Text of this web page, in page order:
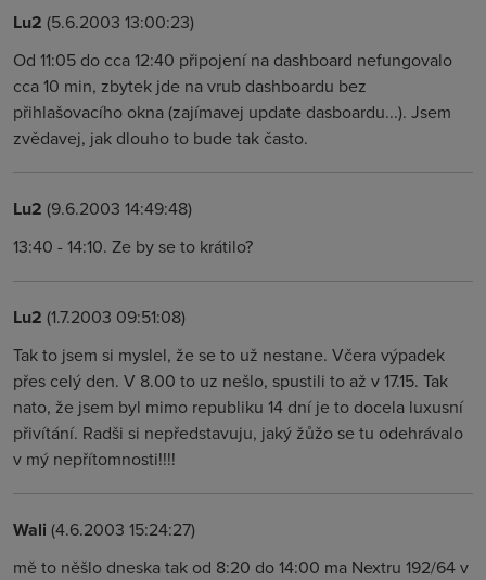
Lu2 (5.6.2003 13:00:23)
Od 11:05 do cca 12:40 připojení na dashboard nefungovalo
cca 10 min, zbytek jde na vrub dashboardu bez
přihlašovacího okna (zajímavej update dasboardu...). Jsem
zvědavej, jak dlouho to bude tak často.
Lu2 (9.6.2003 14:49:48)
13:40 - 14:10. Ze by se to krátilo?
Lu2 (1.7.2003 09:51:08)
Tak to jsem si myslel, že se to už nestane. Včera výpadek
přes celý den. V 8.00 to uz nešlo, spustili to až v 17.15. Tak
nato, že jsem byl mimo republiku 14 dní je to docela luxusní
přivítání. Radši si nepředstavuju, jaký žůžo se tu odehrávalo
v mý nepřítomnosti!!!!
Wali (4.6.2003 15:24:27)
mě to něšlo dneska tak od 8:20 do 14:00 ma Nextru 192/64 v